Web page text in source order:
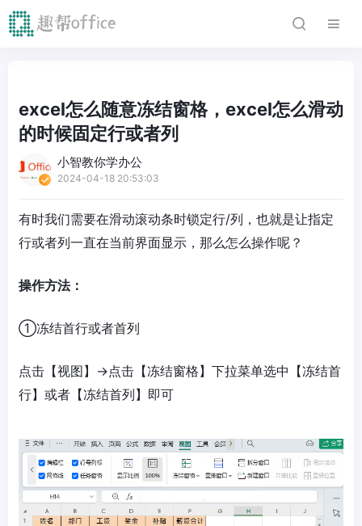
excel怎么随意冻结窗格，excel怎么滑动
的时候固定行或者列
小智教你学办公
2024-04-18 20:53:03
有时我们需要在滑动滚动条时锁定行/列，也就是让指定
行或者列一直在当前界面显示，那么怎么操作呢？
操作方法：
①冻结首行或者首列
点击【视图】→点击【冻结窗格】下拉菜单选中【冻结首
行】或者【冻结首列】即可